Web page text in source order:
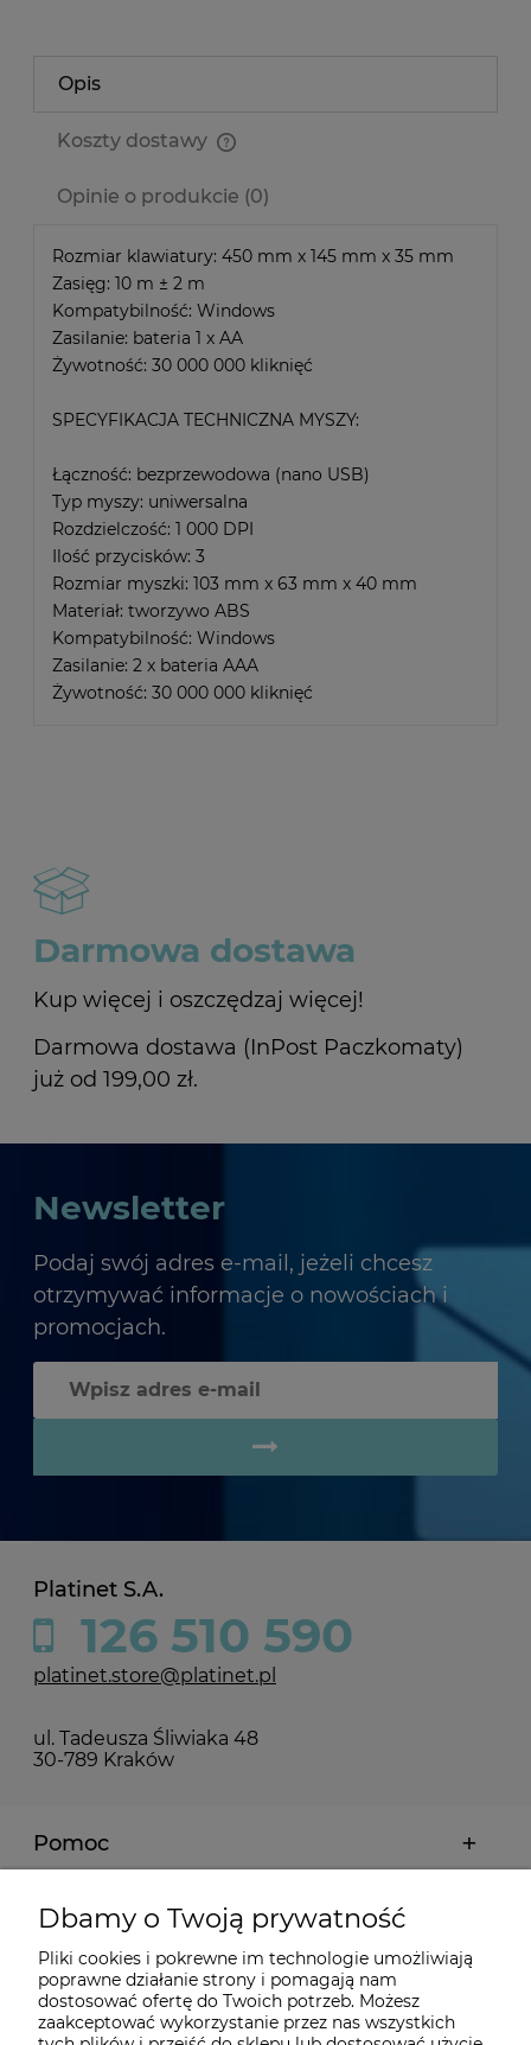
Opis
Koszty dostawy
Opinie o produkcie (0)
Rozmiar klawiatury: 450 mm x 145 mm x 35 mm
Zasięg: 10 m ± 2 m
Kompatybilność: Windows
Zasilanie: bateria 1 x AA
Żywotność: 30 000 000 kliknięć
SPECYFIKACJA TECHNICZNA MYSZY:
Łączność: bezprzewodowa (nano USB)
Typ myszy: uniwersalna
Rozdzielczość: 1 000 DPI
Ilość przycisków: 3
Rozmiar myszki: 103 mm x 63 mm x 40 mm
Materiał: tworzywo ABS
Kompatybilność: Windows
Zasilanie: 2 x bateria AAA
Żywotność: 30 000 000 kliknięć
Darmowa dostawa
Kup więcej i oszczędzaj więcej!
Darmowa dostawa (InPost Paczkomaty)
już od 199,00 zł.
Newsletter
Podaj swój adres e-mail, jeżeli chcesz
otrzymywać informacje o nowościach i
promocjach.
Platinet S.A.
126 510 590
platinet.store@platinet.pl
ul. Tadeusza Śliwiaka 48
30-789 Kraków
Pomoc
Moje konto
Płatności i dostawa
Dbamy o Twoją prywatność
Pliki cookies i pokrewne im technologie umożliwiają
poprawne działanie strony i pomagają nam
dostosować ofertę do Twoich potrzeb. Możesz
zaakceptować wykorzystanie przez nas wszystkich